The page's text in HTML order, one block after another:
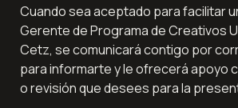
Cuando sea aceptado para facilitar
Gerente de Programa de Creativos
Cetz, se comunicará contigo por
para informarte y le ofrecerá apoyo
o revisión que desees para la